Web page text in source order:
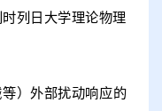
列日大学理论物理
）外部扰动响应的